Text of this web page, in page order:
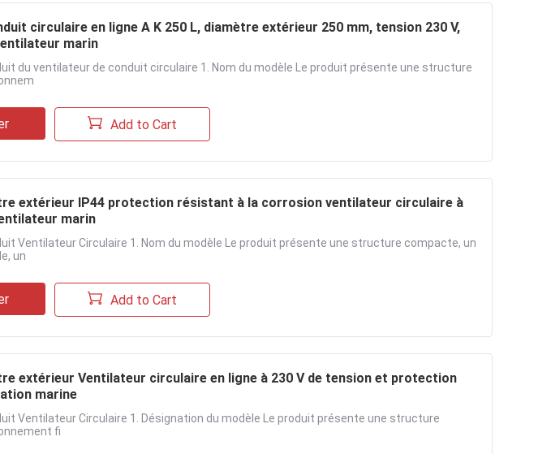
circulaire en ligne A K 250 L, diamètre extérieur 250 mm, tension 230 V,
marin
du ventilateur de conduit circulaire 1. Nom du modèle Le produit présente une structure
Add to Cart
extérieur IP44 protection résistant à la corrosion ventilateur circulaire à
marin
Ventilateur Circulaire 1. Nom du modèle Le produit présente une structure compacte, un
un
Add to Cart
extérieur Ventilateur circulaire en ligne à 230 V de tension et protection
marine
Ventilateur Circulaire 1. Désignation du modèle Le produit présente une structure
fi